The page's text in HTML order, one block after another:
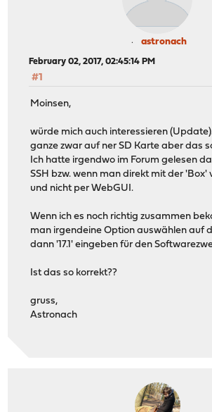
astronach
February 02, 2017, 02:45:14 PM
#1
Moinsen,
würde mich auch interessieren
ganze zwar auf ner SD Karte aber das
Ich hatte irgendwo im Forum gelesen
SSH bzw. wenn man direkt mit der 'Box'
und nicht per WebGUI.
Wenn ich es noch richtig zusammen
man irgendeine Option auswählen auf
dann '17.1' eingeben für den
Ist das so korrekt??
gruss,
Astronach